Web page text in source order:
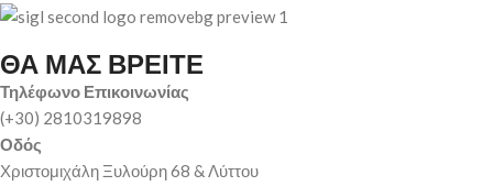
ΘΑ ΜΑΣ ΒΡΕΙΤΕ
Τηλέφωνο Επικοινωνίας
(+30) 2810319898
Οδός
Χριστομιχάλη Ξυλούρη 68 & Λύττου